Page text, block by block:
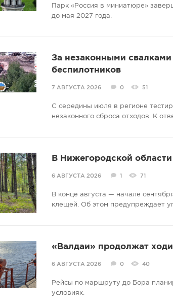
Парк «Россия в миниатюре»
до мая 2027 года.
За незаконными
беспилотников
7 АВГУСТА 2026 0 51
С середины июля в регионе
незаконного сброса отходов. К
В Нижегородской
6 АВГУСТА 2026 1 71
В конце августа — начале
клещей. Об этом предупреждает
«Валдаи» продолжат
6 АВГУСТА 2026 0 40
Рейсы по маршруту до Бора
условиях.